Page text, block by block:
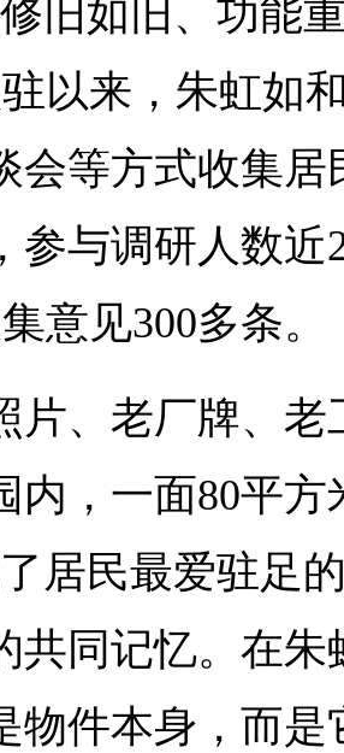
旧如旧、功能
以来，朱虹如
会等方式收集
参与调研人数近
意见300多条。
片、老厂牌、
内，一面80平
居民最爱驻足
共同记忆。在
物件本身，而